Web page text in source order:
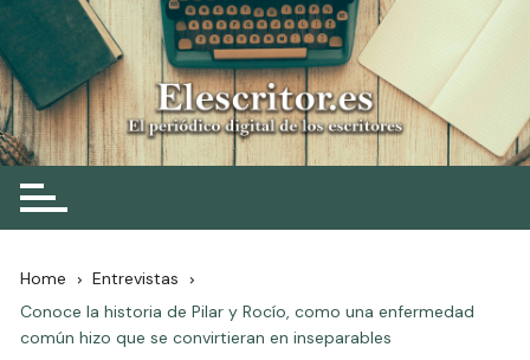
Skip
to
content
Elescritor.es
El periódico digital de los escritores
Home
Entrevistas
Conoce la historia de Pilar y Rocío, como una enfermedad
común hizo que se convirtieran en inseparables